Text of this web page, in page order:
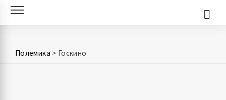
Skip
Полемика > Госкино